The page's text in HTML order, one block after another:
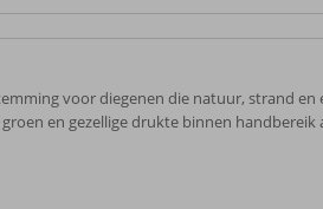
voor diegenen die natuur, strand en
en gezellige drukte binnen handbereik